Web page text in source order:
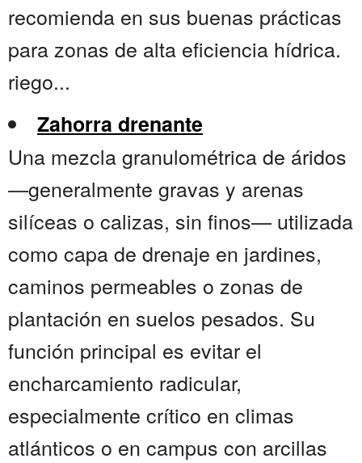
recomienda en sus buenas prácticas
para zonas de alta eficiencia hídrica.
riego...
Zahorra drenante
Una mezcla granulométrica de áridos
—generalmente gravas y arenas
silíceas o calizas, sin finos— utilizada
como capa de drenaje en jardines,
caminos permeables o zonas de
plantación en suelos pesados. Su
función principal es evitar el
encharcamiento radicular,
especialmente crítico en climas
atlánticos o en campus con arcillas